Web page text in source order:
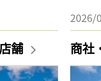
2026/
舗 商社